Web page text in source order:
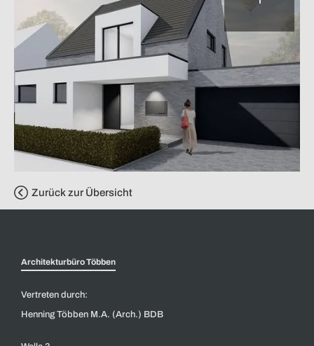
Zurück zur Übersicht
Architekturbüro Többen
Vertreten durch:
Henning Többen M.A. (Arch.) BDB